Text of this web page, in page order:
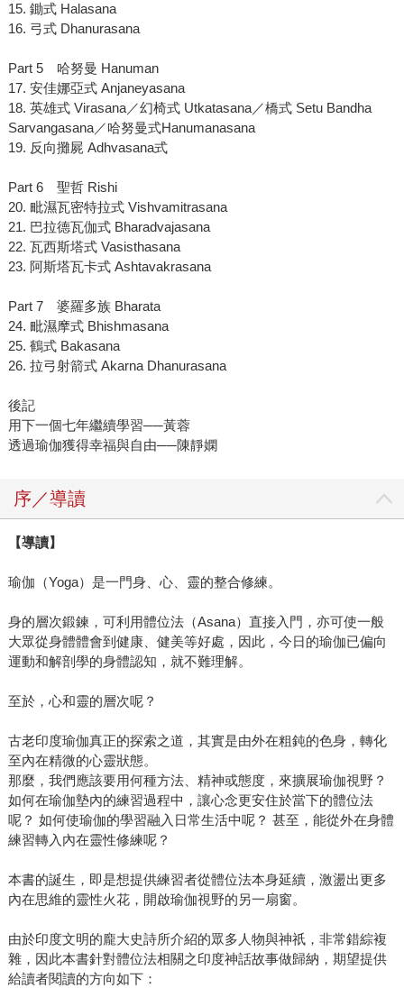
15. 鋤式 Halasana
16. 弓式 Dhanurasana
Part 5 哈努曼 Hanuman
17. 安佳娜亞式 Anjaneyasana
18. 英雄式 Virasana／幻椅式 Utkatasana／橋式 Setu Bandha
Sarvangasana／哈努曼式Hanumanasana
19. 反向攤屍 Adhvasana式
Part 6 聖哲 Rishi
20. 毗濕瓦密特拉式 Vishvamitrasana
21. 巴拉德瓦伽式 Bharadvajasana
22. 瓦西斯塔式 Vasisthasana
23. 阿斯塔瓦卡式 Ashtavakrasana
Part 7 婆羅多族 Bharata
24. 毗濕摩式 Bhishmasana
25. 鶴式 Bakasana
26. 拉弓射箭式 Akarna Dhanurasana
後記
用下一個七年繼續學習──黃蓉
透過瑜伽獲得幸福與自由──陳靜嫻
序／導讀
【導讀】
瑜伽（Yoga）是一門身、心、靈的整合修練。
身的層次鍛鍊，可利用體位法（Asana）直接入門，亦可使一般
大眾從身體體會到健康、健美等好處，因此，今日的瑜伽已偏向
運動和解剖學的身體認知，就不難理解。
至於，心和靈的層次呢？
古老印度瑜伽真正的探索之道，其實是由外在粗鈍的色身，轉化
至內在精微的心靈狀態。
那麼，我們應該要用何種方法、精神或態度，來擴展瑜伽視野？
如何在瑜伽墊內的練習過程中，讓心念更安住於當下的體位法
呢？ 如何使瑜伽的學習融入日常生活中呢？ 甚至，能從外在身體
練習轉入內在靈性修練呢？
本書的誕生，即是想提供練習者從體位法本身延續，激盪出更多
內在思維的靈性火花，開啟瑜伽視野的另一扇窗。
由於印度文明的龐大史詩所介紹的眾多人物與神祇，非常錯綜複
雜，因此本書針對體位法相關之印度神話故事做歸納，期望提供
給讀者閱讀的方向如下：